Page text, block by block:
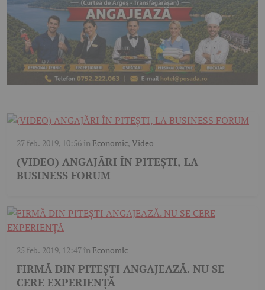
27 feb. 2019, 10:56în Economic,Video
(VIDEO) ANGAJĂRI ÎN PITEȘTI, LA
BUSINESS FORUM
25 feb. 2019, 12:47în Economic
FIRMĂ DIN PITEȘTI ANGAJEAZĂ. NU SE
CERE EXPERIENȚĂ